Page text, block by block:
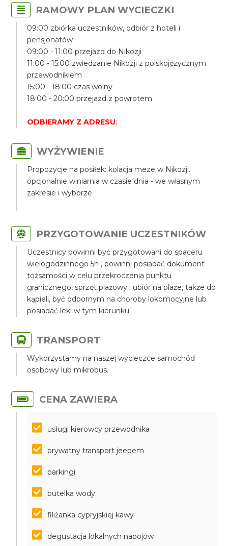
RAMOWY PLAN WYCIECZKI
09:00 zbiórka uczestników, odbiór z hoteli i
pensjonatów
09:00 - 11:00 przejazd do Nikozji
11:00 - 15:00 zwiedzanie Nikozji z polskojęzycznym
przewodnikiem
15:00 - 18:00 czas wolny
18:00 - 20:00 przejazd z powrotem
ODBIERAMY Z ADRESU;
WYŻYWIENIE
Propozycje na posiłek: kolacja meze w Nikozji.
opcjonalnie winiarnia w czasie dnia - we własnym
zakresie i wyborze.
PRZYGOTOWANIE UCZESTNIKÓW
Uczestnicy powinni być przygotowani do spaceru
wielogodzinnego 5h , powinni posiadać dokument
tożsamości w celu przekroczenia punktu
granicznego, sprzęt plażowy i ubiór na plaże, także do
kąpieli, być odpornym na choroby lokomocyjne lub
posiadać leki w tym kierunku.
TRANSPORT
Wykorzystamy na naszej wycieczce samochód
osobowy lub mikrobus.
CENA ZAWIERA
usługi kierowcy przewodnika
prywatny transport jeepem
parkingi
butelka wody
filiżanka cypryjskiej kawy
degustacja lokalnych napojów